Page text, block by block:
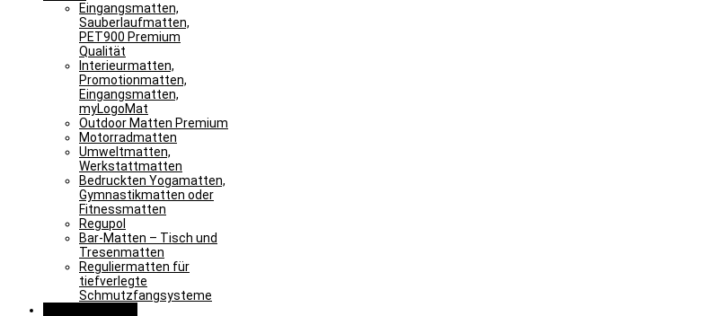
Eingangsmatten,
Sauberlaufmatten,
PET900 Premium
Qualität
Interieurmatten,
Promotionmatten,
Eingangsmatten,
myLogoMat
Outdoor Matten Premium
Motorradmatten
Umweltmatten,
Werkstattmatten
Bedruckten Yogamatten,
Gymnastikmatten oder
Fitnessmatten
Regupol
Bar-Matten – Tisch und
Tresenmatten
Reguliermatten für
tiefverlegte
Schmutzfangsysteme